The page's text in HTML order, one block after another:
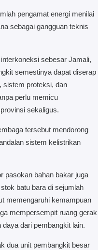
pengamat energi menilai
sebagai gangguan teknis
sebesar Jamali,
semestinya dapat diserap
sistem proteksi, dan
perlu memicu
sekaligus.
tersebut mendorong
sistem kelistrikan
pasokan bahan bakar juga
batu bara di sejumlah
memengaruhi kemampuan
mempersempit ruang gerak
dari pembangkit lain.
dua unit pembangkit besar